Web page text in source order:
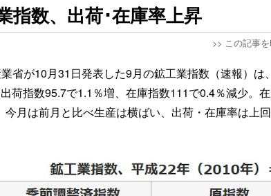
指数、出荷･在庫率上昇
>> この記事を
省が10月31日発表した9月の鉱工業指数（速報）は
荷指数95.7で1.1％増、在庫指数111で0.4％減少。
今月は前月と比べ生産は横ばい、出荷・在庫率は上